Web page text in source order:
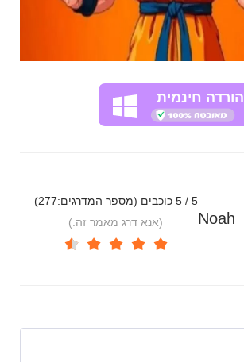
הורדה חינמית
Noah
5 / 5 כוכבים (מספר המדרגים: 277
)
(אנא דרג מאמר זה.)